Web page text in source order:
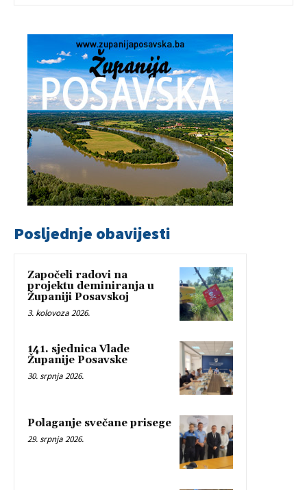
Posljednje obavijesti
Započeli radovi na
projektu deminiranja u
Županiji Posavskoj
3. kolovoza 2026.
141. sjednica Vlade
Županije Posavske
30. srpnja 2026.
Polaganje svečane prisege
29. srpnja 2026.